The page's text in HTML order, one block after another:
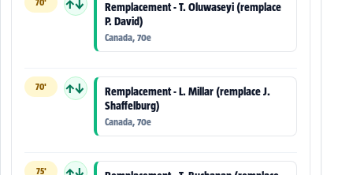
70' ↑↓
Remplacement - T. Oluwaseyi (remplace
P. David)
Canada, 70e
70' ↑↓
Remplacement - L. Millar (remplace J.
Shaffelburg)
Canada, 70e
75'